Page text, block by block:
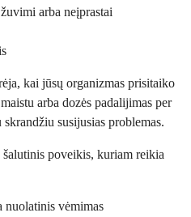
arba neįprastai
kai jūsų organizmas prisitaiko
arba dozės padalijimas per
susijusias problemas.
poveikis, kuriam reikia
nuolatinis vėmimas